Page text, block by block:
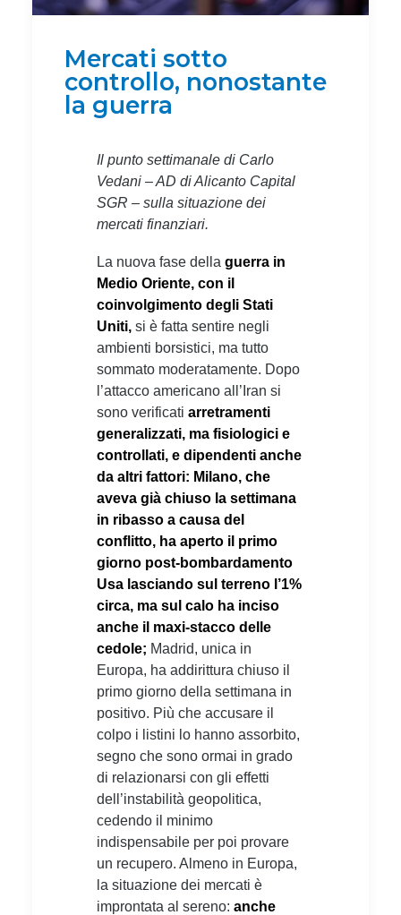
Mercati sotto
controllo, nonostante
la guerra
Il punto settimanale di Carlo
Vedani – AD di Alicanto Capital
SGR – sulla situazione dei
mercati finanziari.
La nuova fase della guerra in
Medio Oriente, con il
coinvolgimento degli Stati
Uniti, si è fatta sentire negli
ambienti borsistici, ma tutto
sommato moderatamente. Dopo
l’attacco americano all’Iran si
sono verificati arretramenti
generalizzati, ma fisiologici e
controllati, e dipendenti anche
da altri fattori: Milano, che
aveva già chiuso la settimana
in ribasso a causa del
conflitto, ha aperto il primo
giorno post-bombardamento
Usa lasciando sul terreno l’1%
circa, ma sul calo ha inciso
anche il maxi-stacco delle
cedole; Madrid, unica in
Europa, ha addirittura chiuso il
primo giorno della settimana in
positivo. Più che accusare il
colpo i listini lo hanno assorbito,
segno che sono ormai in grado
di relazionarsi con gli effetti
dell’instabilità geopolitica,
cedendo il minimo
indispensabile per poi provare
un recupero. Almeno in Europa,
la situazione dei mercati è
improntata al sereno: anche